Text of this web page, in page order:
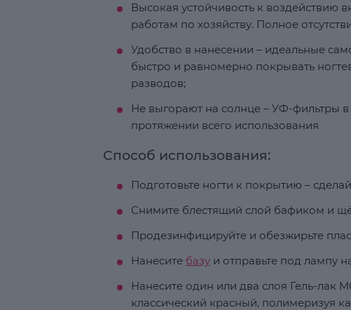
Высокая устойчивость к
работам по хозяйству. Полное
Удобство в нанесении – идеальные
быстро и равномерно покрывать
разводов;
Не выгорают на солнце – УФ-фильтры в
протяжении всего использования
Способ использования:
Подготовьте ногти к покрытию –
Снимите блестящий слой бафиком и
Продезинфицируйте и обезжирьте
Нанесите базу и отправьте под лампу
Нанесите один или два слоя Гель-лак
классический красный, полимеризуя